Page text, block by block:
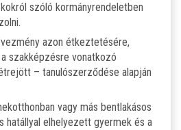
szóló kormányrendeletben
azon étkeztetésére,
szakképzésre vonatkozó
– tanulószerződése alapján
vagy más bentlakásos
hatállyal elhelyezett gyermek és a